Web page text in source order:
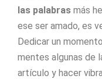
las palabras más
ese ser amado, es
Dedicar un
mentes algunas de
artículo y hacer